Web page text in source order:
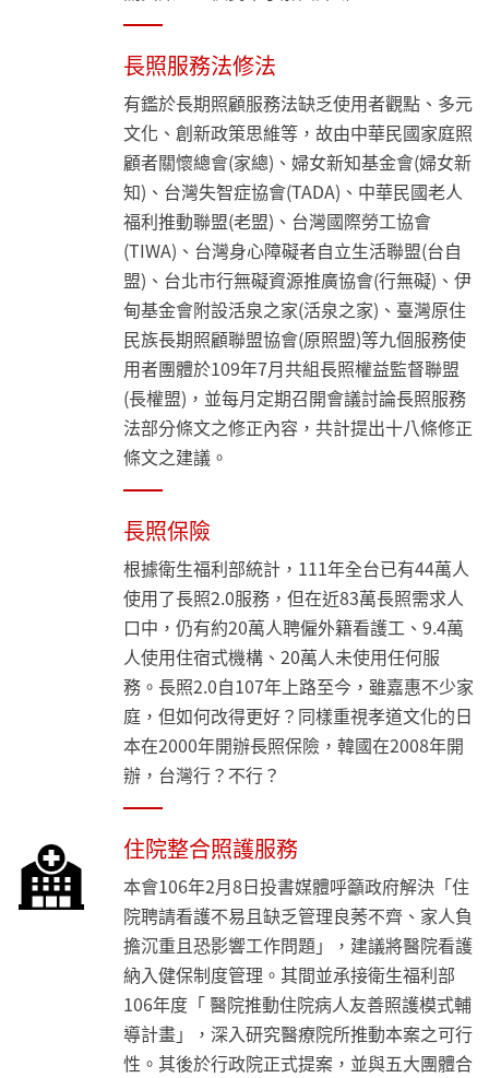
長照服務法修法
有鑑於長期照顧服務法缺乏使用者觀點、多元
文化、創新政策思維等，故由中華民國家庭照
顧者關懷總會(家總)、婦女新知基金會(婦女新
知)、台灣失智症協會(TADA)、中華民國老人
福利推動聯盟(老盟)、台灣國際勞工協會
(TIWA)、台灣身心障礙者自立生活聯盟(台自
盟)、台北市行無礙資源推廣協會(行無礙)、伊
甸基金會附設活泉之家(活泉之家)、臺灣原住
民族長期照顧聯盟協會(原照盟)等九個服務使
用者團體於109年7月共組長照權益監督聯盟
(長權盟)，並每月定期召開會議討論長照服務
法部分條文之修正內容，共計提出十八條修正
條文之建議。
長照保險
根據衛生福利部統計，111年全台已有44萬人
使用了長照2.0服務，但在近83萬長照需求人
口中，仍有約20萬人聘僱外籍看護工、9.4萬
人使用住宿式機構、20萬人未使用任何服
務。長照2.0自107年上路至今，雖嘉惠不少家
庭，但如何改得更好？同樣重視孝道文化的日
本在2000年開辦長照保險，韓國在2008年開
辦，台灣行？不行？
住院整合照護服務
本會106年2月8日投書媒體呼籲政府解決「住
院聘請看護不易且缺乏管理良莠不齊、家人負
擔沉重且恐影響工作問題」，建議將醫院看護
納入健保制度管理。其間並承接衛生福利部
106年度「 醫院推動住院病人友善照護模式輔
導計畫」，深入研究醫療院所推動本案之可行
性。其後於行政院正式提案，並與五大團體合